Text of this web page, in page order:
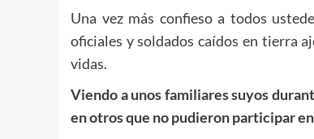
Una vez más confieso a todos
oficiales y soldados caídos en tierra
vidas.
Viendo a unos familiares suyos
en otros que no pudieron participar